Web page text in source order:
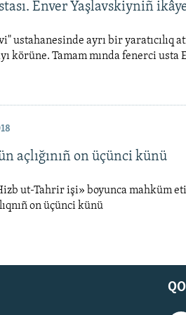
Enver Yaşlavskiyniñ
ustahanesinde ayrı bir yaratıcılıq
körüne. Tamam mında fenerci
açlığınıñ on üçünci künü
ut-Tahrir işi» boyunca mahküm
on üçünci künü